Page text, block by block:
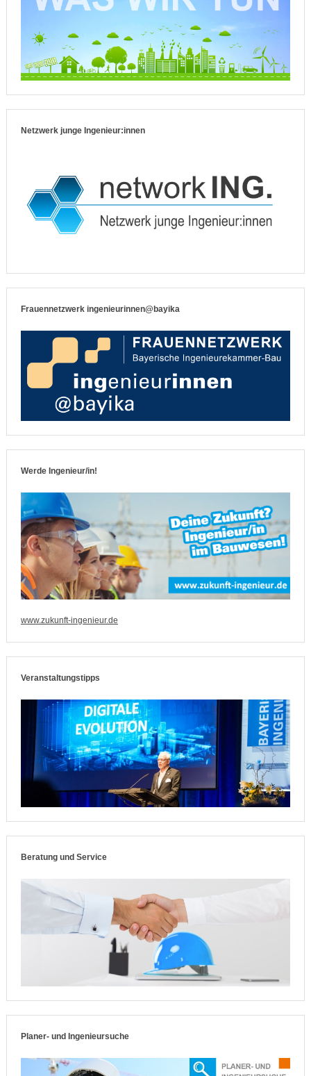
Netzwerk junge Ingenieur:innen
Frauennetzwerk ingenieurinnen@bayika
Werde Ingenieur/in!
www.zukunft-ingenieur.de
Veranstaltungstipps
Beratung und Service
Planer- und Ingenieursuche